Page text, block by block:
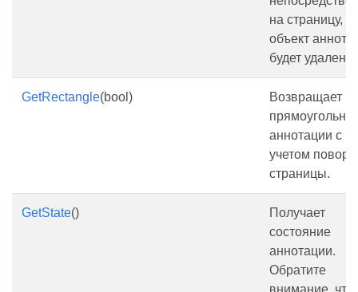
на страницу,
объект
будет удален.
GetRectangle(bool)
Возвращает
прямоугольник
аннотации с
учетом
страницы.
GetState()
Получает
состояние
аннотации.
Обратите
внимание, что